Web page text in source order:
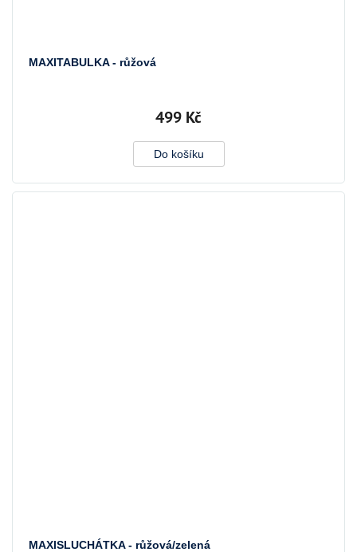
MAXITABULKA - růžová
499 Kč
Do košíku
MAXISLUCHÁTKA - růžová/zelená